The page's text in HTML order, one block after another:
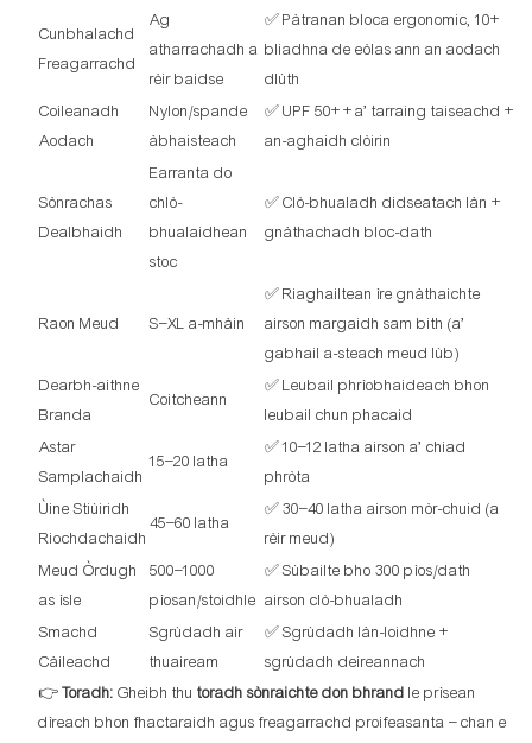
Cunbhalachd
Freagarrachd
Ag
atharrachadh a
rèir baidse
✅ Pàtranan bloca ergonomic, 10+
bliadhna de eòlas ann an aodach
dlùth
Coileanadh
Aodach
Nylon/spande
àbhaisteach
✅ UPF 50+ + a’ tarraing taiseachd +
an-aghaidh clòirin
Sònrachas
Dealbhaidh
Earranta do
chlò-
bhualaidhean
stoc
✅ Clò-bhualadh didseatach làn +
gnàthachadh bloc-dath
Raon Meud S–XL a-mhàin
✅ Riaghailtean ìre gnàthaichte
airson margaidh sam bith (a’
gabhail a-steach meud lùb)
Dearbh-aithne
Branda
Coitcheann
✅ Leubail phrìobhaideach bhon
leubail chun phacaid
Astar
Samplachaidh
15–20 latha
✅ 10–12 latha airson a’ chiad
phròta
Ùine Stiùiridh
Riochdachaidh
45–60 latha
✅ 30–40 latha airson mòr-chuid (a
rèir meud)
Meud Òrdugh
as ìsle
500–1000
pìosan/stoidhle
✅ Sùbailte bho 300 pìos/dath
airson clò-bhualadh
Smachd
Càileachd
Sgrùdadh air
thuaiream
✅ Sgrùdadh làn-loidhne +
sgrùdadh deireannach
👉Toradh: Gheibh thu toradh sònraichte don bhrand le prìsean
dìreach bhon fhactaraidh agus freagarrachd proifeasanta – chan e